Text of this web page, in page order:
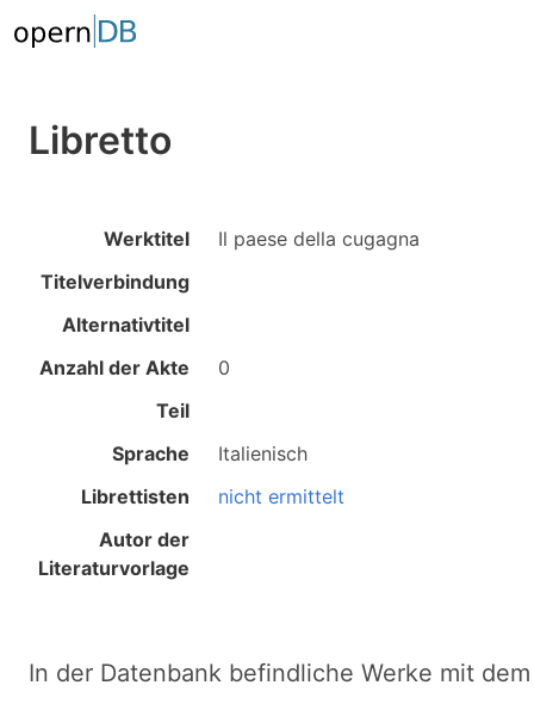
Libretto
Werktitel
Il paese della cugagna
Titelverbindung
Alternativtitel
Anzahl der Akte
0
Teil
Sprache
Italienisch
Librettisten
nicht ermittelt
Autor der
Literaturvorlage
In der Datenbank befindliche Werke mit